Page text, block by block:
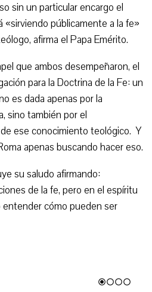
sin un particular encargo el
«sirviendo públicamente a la fe»
afirma el Papa Emérito.
que ambos desempeñaron, el
para la Doctrina de la Fe: un
es dada apenas por la
sino también por el
ese conocimiento teológico. Y
apenas buscando hacer eso.
su saludo afirmando:
de la fe, pero en el espíritu
cómo pueden ser